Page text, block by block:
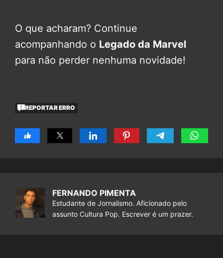
O que acharam? Continue
acompanhando o Legado da Marvel
para não perder nenhuma novidade!
REPORTAR ERRO
FERNANDO PIMENTA
Estudante de Jornalismo. Aficionado pelo
assunto Cultura Pop. Escrever é um prazer.